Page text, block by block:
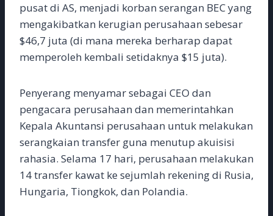
pusat di AS, menjadi korban serangan BEC yang
mengakibatkan kerugian perusahaan sebesar
$46,7 juta (di mana mereka berharap dapat
memperoleh kembali setidaknya $15 juta).
Penyerang menyamar sebagai CEO dan
pengacara perusahaan dan memerintahkan
Kepala Akuntansi perusahaan untuk melakukan
serangkaian transfer guna menutup akuisisi
rahasia. Selama 17 hari, perusahaan melakukan
14 transfer kawat ke sejumlah rekening di Rusia,
Hungaria, Tiongkok, dan Polandia.